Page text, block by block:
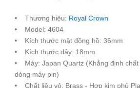
• Thương hiệu: Royal Crown
• Model: 4604
• Kích thước mặt đồng hồ: 36mm
• Kích thước dây: 18mm
• Máy: Japan Quartz (Khẳng định
dòng máy pin)
• Chất liệu vỏ: Brass - Hợp kim phủ